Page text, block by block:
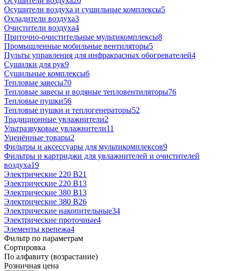
Осушители воздуха и сушильные комплексы5
Охладители воздуха3
Очистители воздуха4
Приточно-очистительные мультикомплексы8
Промышленные мобильные вентиляторы5
Пульты управления для инфракрасных обогревателей4
Сушилки для рук9
Сушильные комплексы6
Тепловые завесы70
Тепловые завесы и водяные тепловентиляторы76
Тепловые пушки56
Тепловые пушки и теплогенераторы52
Традиционные увлажнители2
Ультразвуковые увлажнители11
Уценённые товары2
Фильтры и аксессуары для мультикомплексов9
Фильтры и картриджи для увлажнителей и очистителей
воздуха19
Электрические 220 В21
Электрические 220 В13
Электрические 380 В13
Электрические 380 В26
Электрические накопительные34
Электрические проточные4
Элементы крепежа4
Фильтр по параметрам
Сортировка
По алфавиту (возрастание)
Розничная цена